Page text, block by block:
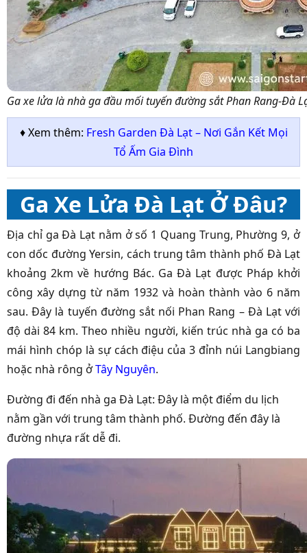
Ga xe lửa là nhà ga đầu mối tuyến đường sắt Phan Rang-Đà
♦ Xem thêm: Fresh Garden Đà Lạt – Nơi Gắn Kết Mọi
Tổ Ấm Gia Đình
Ga Xe Lửa Đà Lạt Ở Đâu?
Địa chỉ ga Đà Lạt nằm ở số 1 Quang Trung, Phường 9, ở
con dốc đường Yersin, cách trung tâm thành phố Đà Lạt
khoảng 2km về hướng Bác. Ga Đà Lạt được Pháp khởi
công xây dựng từ năm 1932 và hoàn thành vào 6 năm
sau. Đây là tuyến đường sắt nối Phan Rang – Đà Lạt với
độ dài 84 km. Theo nhiều người, kiến trúc nhà ga có ba
mái hình chóp là sự cách điệu của 3 đỉnh núi Langbiang
hoặc nhà rông ởTây Nguyên.
Đường đi đến nhà ga Đà Lạt: Đây là một điểm du lịch
nằm gần với trung tâm thành phố. Đường đến đây là
đường nhựa rất dễ đi.